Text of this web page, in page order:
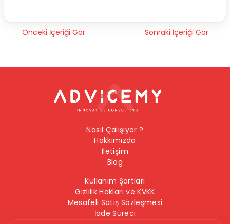
Önceki İçeriği Gör Sonraki İçeriği Gör
Nasıl Çalışıyor ?
Hakkımızda
İletişim
Blog
Kullanım Şartları
Gizlilik Hakları ve KVKK
Mesafeli Satış Sözleşmesi
İade Süreci